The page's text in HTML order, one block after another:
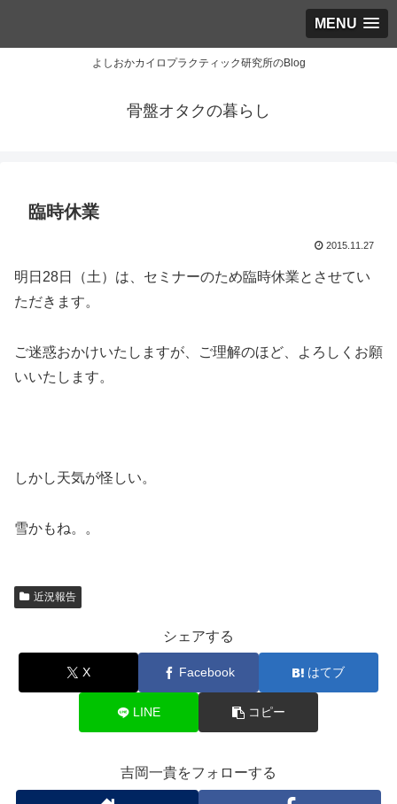
MENU
よしおかカイロプラクティック研究所のBlog
骨盤オタクの暮らし
臨時休業
2015.11.27
明日28日（土）は、セミナーのため臨時休業とさせてい
ただきます。
ご迷惑おかけいたしますが、ご理解のほど、よろしくお願
いいたします。
しかし天気が怪しい。
雪かもね。。
近況報告
シェアする
X Facebook はてブ
LINE コピー
吉岡一貴をフォローする